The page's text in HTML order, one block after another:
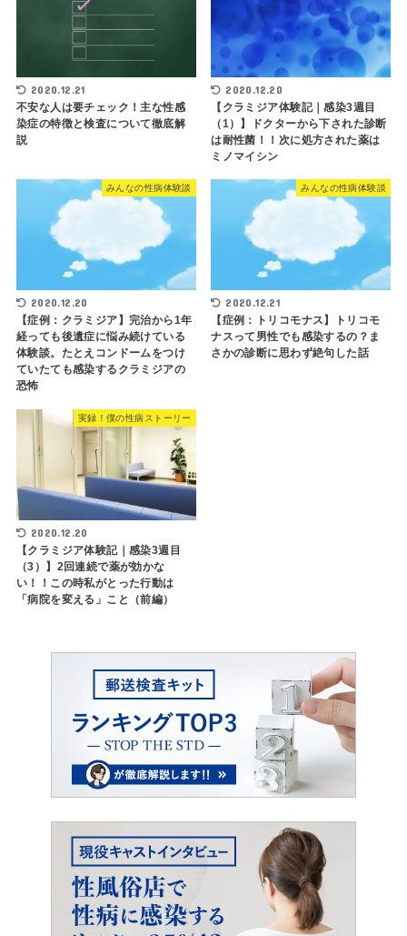
2020.12.21
不安な人は要チェック！主な性感
染症の特徴と検査について徹底解
説
2020.12.20
【クラミジア体験記｜感染3週目
（1）】ドクターから下された診断
は耐性菌！！次に処方された薬は
ミノマイシン
みんなの性病体験談
2020.12.20
【症例：クラミジア】完治から1年
経っても後遺症に悩み続けている
体験談。たとえコンドームをつけ
ていたても感染するクラミジアの
恐怖
みんなの性病体験談
2020.12.21
【症例：トリコモナス】トリコモ
ナスって男性でも感染するの？ま
さかの診断に思わず絶句した話
実録！僕の性病ストーリー
2020.12.20
【クラミジア体験記｜感染3週目
（3）】2回連続で薬が効かな
い！！この時私がとった行動は
「病院を変える」こと（前編）